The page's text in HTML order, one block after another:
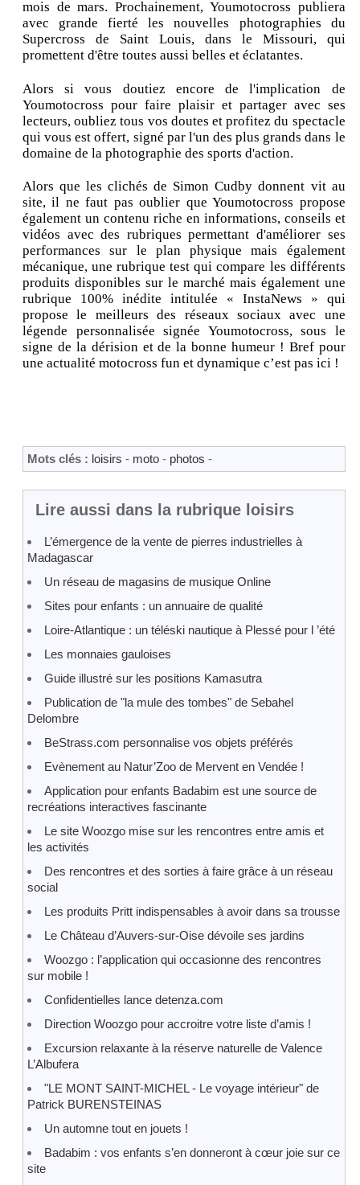
mois de mars. Prochainement, Youmotocross publiera
avec grande fierté les nouvelles photographies du
Supercross de Saint Louis, dans le Missouri, qui
promettent d'être toutes aussi belles et éclatantes.
Alors si vous doutiez encore de l'implication de
Youmotocross pour faire plaisir et partager avec ses
lecteurs, oubliez tous vos doutes et profitez du spectacle
qui vous est offert, signé par l'un des plus grands dans le
domaine de la photographie des sports d'action.
Alors que les clichés de Simon Cudby donnent vit au
site, il ne faut pas oublier que Youmotocross propose
également un contenu riche en informations, conseils et
vidéos avec des rubriques permettant d'améliorer ses
performances sur le plan physique mais également
mécanique, une rubrique test qui compare les différents
produits disponibles sur le marché mais également une
rubrique 100% inédite intitulée « InstaNews » qui
propose le meilleurs des réseaux sociaux avec une
légende personnalisée signée Youmotocross, sous le
signe de la dérision et de la bonne humeur ! Bref pour
une actualité motocross fun et dynamique c’est pas ici !
Mots clés : loisirs - moto - photos -
Lire aussi dans la rubrique loisirs
L’émergence de la vente de pierres industrielles à
Madagascar
Un réseau de magasins de musique Online
Sites pour enfants : un annuaire de qualité
Loire-Atlantique : un téléski nautique à Plessé pour l ’été
Les monnaies gauloises
Guide illustré sur les positions Kamasutra
Publication de "la mule des tombes" de Sebahel
Delombre
BeStrass.com personnalise vos objets préférés
Evènement au Natur’Zoo de Mervent en Vendée !
Application pour enfants Badabim est une source de
recréations interactives fascinante
Le site Woozgo mise sur les rencontres entre amis et
les activités
Des rencontres et des sorties à faire grâce à un réseau
social
Les produits Pritt indispensables à avoir dans sa trousse
Le Château d’Auvers-sur-Oise dévoile ses jardins
Woozgo : l’application qui occasionne des rencontres
sur mobile !
Confidentielles lance detenza.com
Direction Woozgo pour accroitre votre liste d’amis !
Excursion relaxante à la réserve naturelle de Valence
L’Albufera
"LE MONT SAINT-MICHEL - Le voyage intérieur" de
Patrick BURENSTEINAS
Un automne tout en jouets !
Badabim : vos enfants s’en donneront à cœur joie sur ce
site